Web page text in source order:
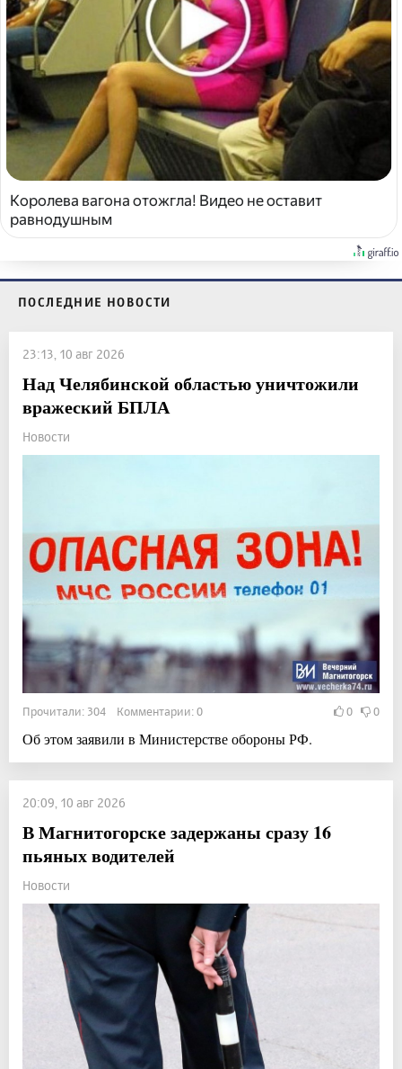
Королева вагона отожгла! Видео не оставит
равнодушным
ПОСЛЕДНИЕ НОВОСТИ
23:13, 10 авг 2026
Над Челябинской областью уничтожили
вражеский БПЛА
Новости
Прочитали: 304 Комментарии: 0 0 0
Об этом заявили в Министерстве обороны РФ.
20:09, 10 авг 2026
В Магнитогорске задержаны сразу 16
пьяных водителей
Новости